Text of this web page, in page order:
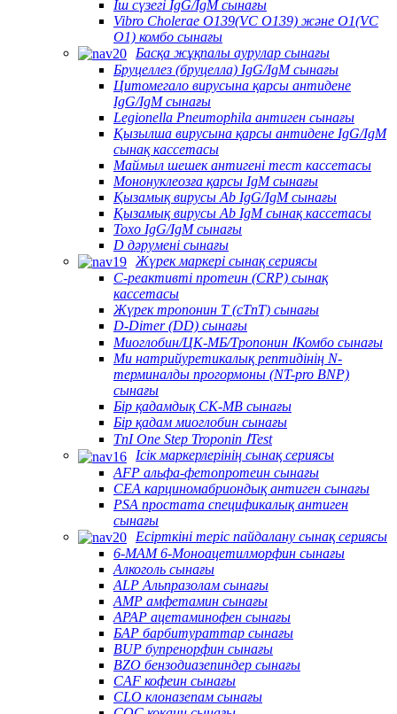
Іш сүзегі IgG/IgM сынағы
Vibro Cholerae O139(VC O139) және O1(VC
O1) комбо сынағы
Басқа жұқпалы аурулар сынағы
Бруцеллез (бруцелла) IgG/IgM сынағы
Цитомегало вирусына қарсы антидене
IgG/IgM сынағы
Legionella Pneumophila антиген сынағы
Қызылша вирусына қарсы антидене IgG/IgM
сынақ кассетасы
Маймыл шешек антигені тест кассетасы
Мононуклеозға қарсы IgM сынағы
Қызамық вирусы Ab IgG/IgM сынағы
Қызамық вирусы Ab IgM сынақ кассетасы
Toxo IgG/IgM сынағы
D дәрумені сынағы
Жүрек маркері сынақ сериясы
C-реактивті протеин (CRP) сынақ
кассетасы
Жүрек тропонин T (cTnT) сынағы
D-Dimer (DD) сынағы
Миоглобин/ЦК-МБ/Тропонин ⅠКомбо сынағы
Ми натрийуретикалық рептидінің N-
терминалды прогормоны (NT-pro BNP)
сынағы
Бір қадамдық CK-MB сынағы
Бір қадам миоглобин сынағы
TnI One Step Troponin ⅠTest
Ісік маркерлерінің сынақ сериясы
AFP альфа-фетопротеин сынағы
CEA карциномабриондық антиген сынағы
PSA простата спецификалық антиген
сынағы
Есірткіні теріс пайдалану сынақ сериясы
6-MAM 6-Моноацетилморфин сынағы
Алкоголь сынағы
ALP Альпразолам сынағы
AMP амфетамин сынағы
APAP ацетаминофен сынағы
БАР барбитураттар сынағы
BUP бупренорфин сынағы
BZO бензодиазепиндер сынағы
CAF кофеин сынағы
CLO клоназепам сынағы